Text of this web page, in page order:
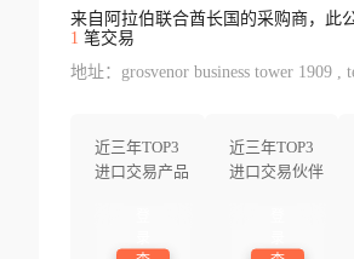
来自阿拉伯联合酋长国的采购商，此
1 笔交易
地址：grosvenor business tower 1909 ,
近三年TOP3
进口交易产品
近三年TOP3
进口交易伙伴